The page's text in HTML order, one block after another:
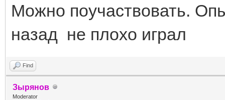
Можно поучаствовать.
назад не плохо играл
Find
Зырянов
Moderator